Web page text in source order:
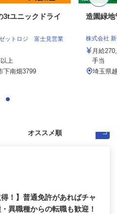
3tユニックドライ
ットロジ 富士見営業
上
下南畑3799
造園緑地
株式会社
月給
手当
埼玉県
！】普通免許があればチャ
異職種からの転職も歓迎！